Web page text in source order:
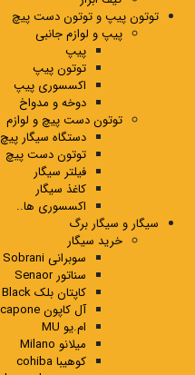
توتون پیپ و توتون دست پیچ
پیپ و لوازم جانبی
پیپ
توتون پیپ
اکسسوری پیپ
دوخه و مدواخ
توتون دست پیچ و لوازم
دستگاه سیگار پیچ
توتون دست پیچ
فیلتر سیگار
کاغذ سیگار
اکسسوری ها..
سیگار و سیگار برگ
خرید سیگار
سوبرانی Sobrani
سناتور Senaor
کاپتان بلک Captain Black
آل کاپون Al capone
ام.یو MU
میلانو Milano
کوهیبا cohiba